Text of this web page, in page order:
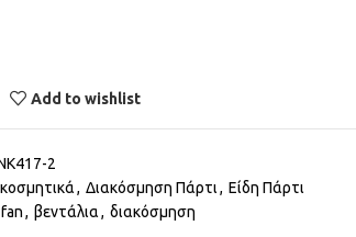
Add to wishlist
2
, Διακόσμηση Πάρτι, Είδη Πάρτι
fan, βεντάλια, διακόσμηση